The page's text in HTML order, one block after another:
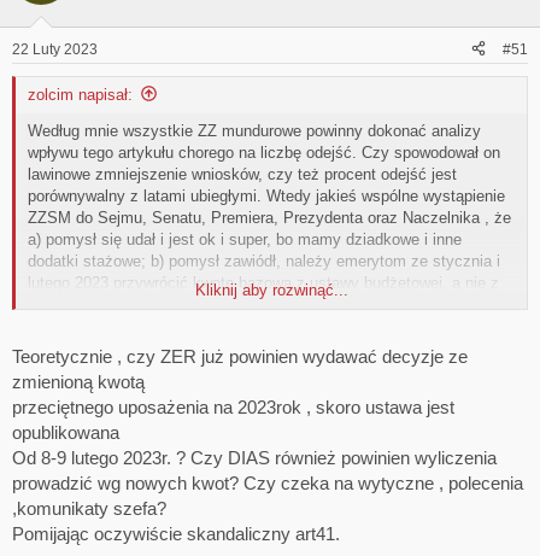
22 Luty 2023 #51
zolcim napisał:
Według mnie wszystkie ZZ mundurowe powinny dokonać analizy
wpływu tego artykułu chorego na liczbę odejść. Czy spowodował on
lawinowe zmniejszenie wniosków, czy też procent odejść jest
porównywalny z latami ubiegłymi. Wtedy jakieś wspólne wystąpienie
ZZSM do Sejmu, Senatu, Premiera, Prezydenta oraz Naczelnika , że
a) pomysł się udał i jest ok i super, bo mamy dziadkowe i inne
dodatki stażowe; b) pomysł zawiódł, należy emerytom ze stycznia i
lutego 2023 przywrócić kwotę bazową z ustawy budżetowej, a nie z
art. 41 skandalicznej ustawy. Z szacunkiem!
Kliknij aby rozwinąć...
Teoretycznie , czy ZER już powinien wydawać decyzje ze
zmienioną kwotą
przeciętnego uposażenia na 2023rok , skoro ustawa jest
opublikowana
Od 8-9 lutego 2023r. ? Czy DIAS również powinien wyliczenia
prowadzić wg nowych kwot? Czy czeka na wytyczne , polecenia
,komunikaty szefa?
Pomijając oczywiście skandaliczny art41.